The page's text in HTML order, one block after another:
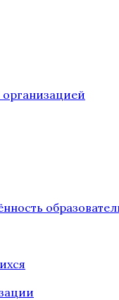
организацией